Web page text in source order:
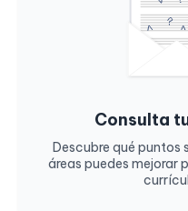
Consulta
Descubre qué puntos
áreas puedes mejorar